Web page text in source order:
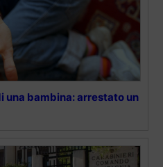
una bambina: arrestato un